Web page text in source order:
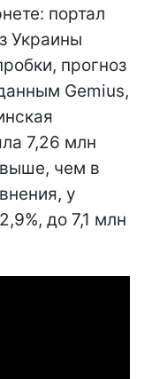
портал
Украины
прогноз
Gemius,
7,26 млн
выше, чем в
у
до 7,1 млн